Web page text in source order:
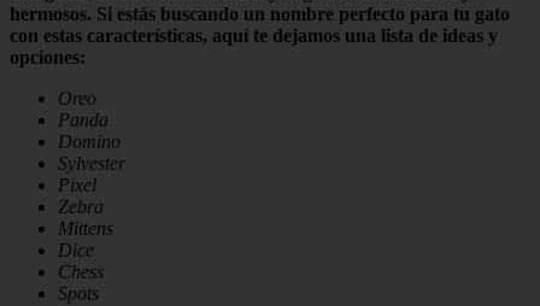
hermosos. Si estás buscando un nombre perfecto para tu gato
con estas características, aquí te dejamos una lista de ideas y
opciones:
Oreo
Panda
Domino
Sylvester
Pixel
Zebra
Mittens
Dice
Chess
Spots